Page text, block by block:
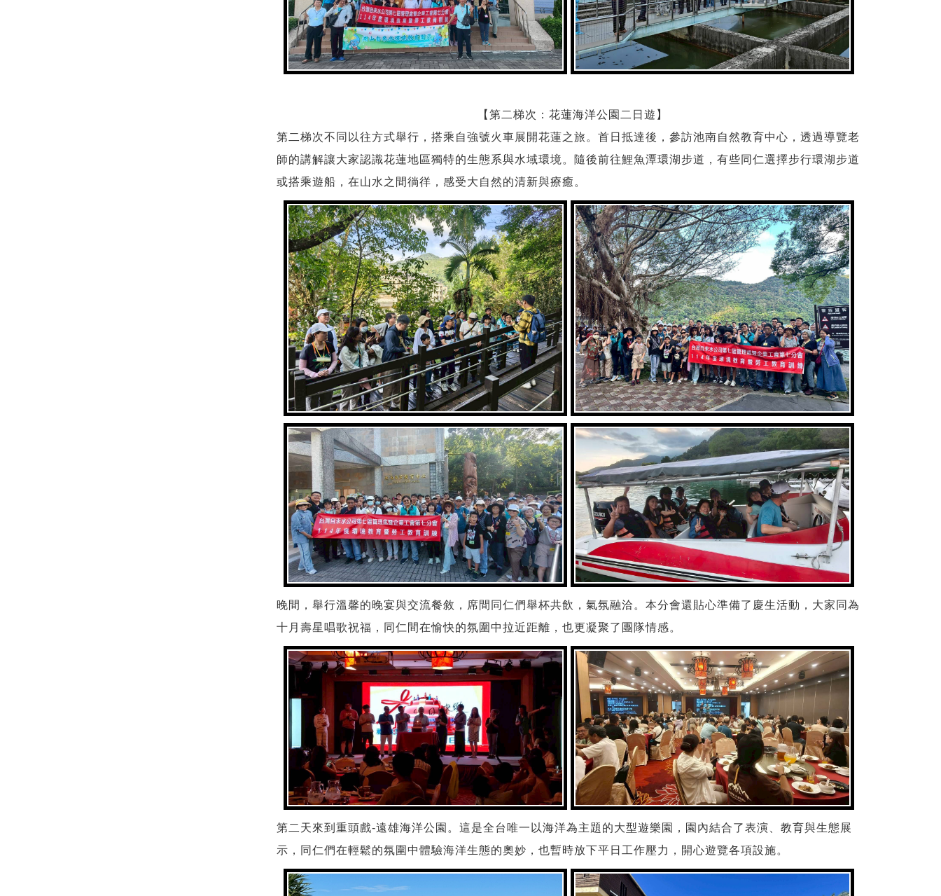
【第二梯次：花蓮海洋公園二日遊】
第二梯次不同以往方式舉行，搭乘自強號火車展開花蓮之旅。首日抵達後，參訪池南自然教育中心，透過導覽老
師的講解讓大家認識花蓮地區獨特的生態系與水域環境。隨後前往鯉魚潭環湖步道，有些同仁選擇步行環湖步道
或搭乘遊船，在山水之間徜徉，感受大自然的清新與療癒。
晚間，舉行溫馨的晚宴與交流餐敘，席間同仁們舉杯共飲，氣氛融洽。本分會還貼心準備了慶生活動，大家同為
十月壽星唱歌祝福，同仁間在愉快的氛圍中拉近距離，也更凝聚了團隊情感。
第二天來到重頭戲-遠雄海洋公園。這是全台唯一以海洋為主題的大型遊樂園，園內結合了表演、教育與生態展
示，同仁們在輕鬆的氛圍中體驗海洋生態的奧妙，也暫時放下平日工作壓力，開心遊覽各項設施。